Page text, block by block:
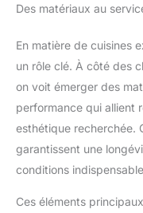
Des matériaux au
En matière de cuisines
un rôle clé. À côté des
on voit émerger des
performance qui allient
esthétique recherchée.
garantissent une
conditions
Ces éléments